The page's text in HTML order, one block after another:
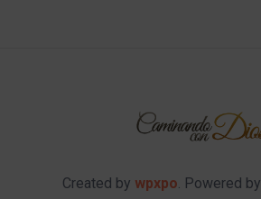
Created by wpxpo. Powered by